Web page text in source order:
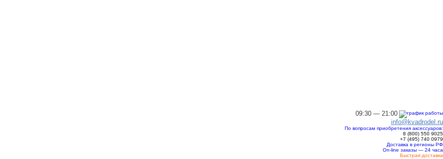
09:30 — 21:00
info@kvadrodel.ru
По вопросам приобретения аксессуаров:
8 (800) 550 9025
+7 (495) 740 0979
Доставка в регионы РФ
On-line заказы — 24 часа
Быстрая доставка